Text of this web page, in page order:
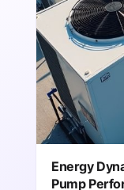
Energy
Pump